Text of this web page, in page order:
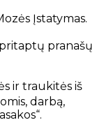
Įstatymas.
pranašų
ir traukitės iš
darbą,